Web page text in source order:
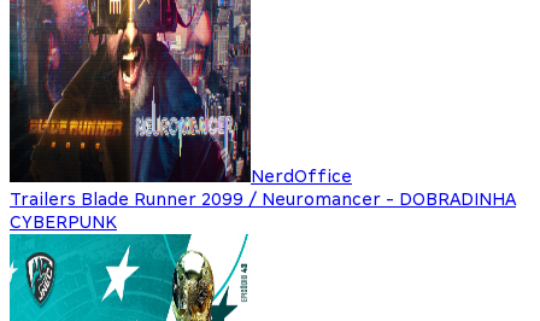
NerdOffice
Trailers Blade Runner 2099 / Neuromancer - DOBRADINHA
CYBERPUNK